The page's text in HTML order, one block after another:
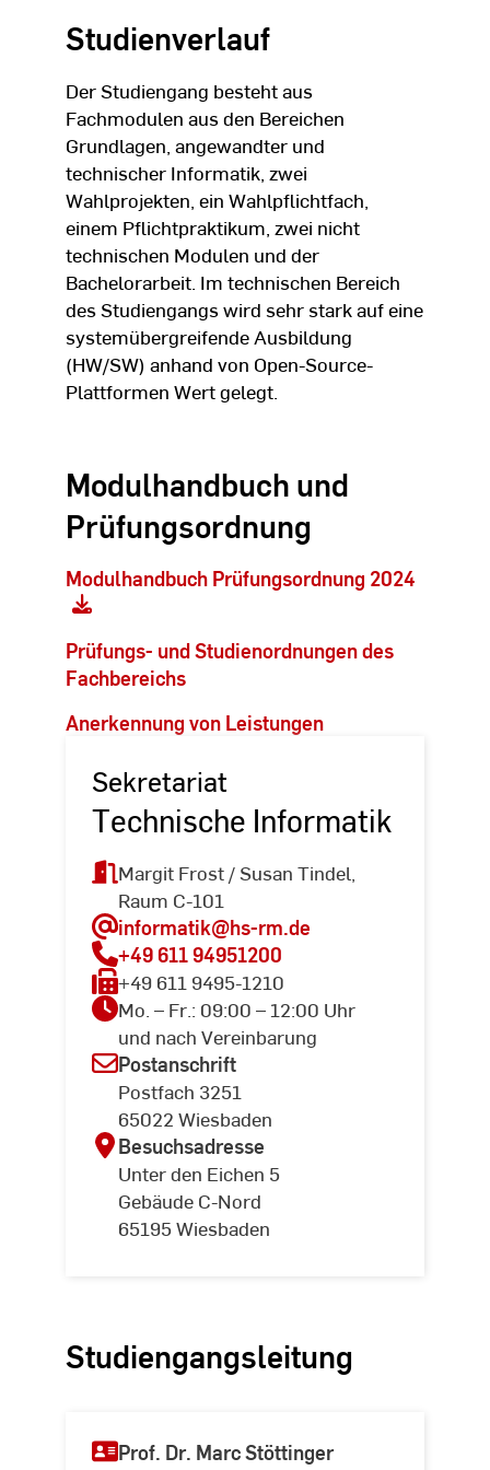
Studienverlauf
Der Studiengang besteht aus
Fachmodulen aus den Bereichen
Grundlagen, angewandter und
technischer Informatik, zwei
Wahlprojekten, ein Wahlpflichtfach,
einem Pflichtpraktikum, zwei nicht
technischen Modulen und der
Bachelorarbeit. Im technischen Bereich
des Studiengangs wird sehr stark auf eine
systemübergreifende Ausbildung
(HW/SW) anhand von Open-Source-
Plattformen Wert gelegt.
Modulhandbuch und
Prüfungsordnung
Modulhandbuch Prüfungsordnung 2024
Prüfungs- und Studienordnungen des
Fachbereichs
Anerkennung von Leistungen
Sekretariat
Technische Informatik
Margit Frost / Susan Tindel,
Raum C-101
informatik@hs-rm.de
+49 611 94951200
+49 611 9495-1210
Mo. – Fr.: 09:00 – 12:00 Uhr
und nach Vereinbarung
Postanschrift
Postfach 3251
65022 Wiesbaden
Besuchsadresse
Unter den Eichen 5
Gebäude C-Nord
65195 Wiesbaden
Studiengangsleitung
Prof. Dr. Marc Stöttinger